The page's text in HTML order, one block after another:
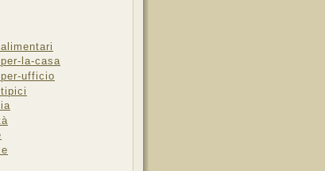
la-casa
ufficio